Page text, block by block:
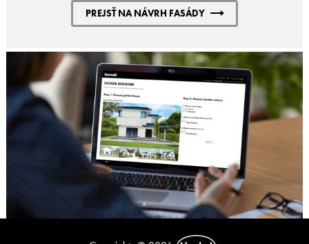
PREJSŤ NA NÁVRH FASÁDY